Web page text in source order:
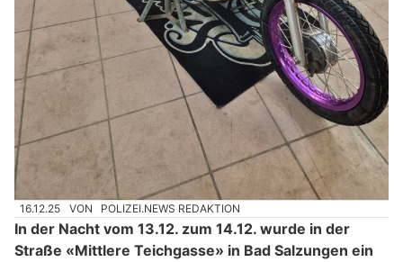
16.12.25 VON POLIZEI.NEWS REDAKTION
In der Nacht vom 13.12. zum 14.12. wurde in der
Straße «Mittlere Teichgasse» in Bad Salzungen ein